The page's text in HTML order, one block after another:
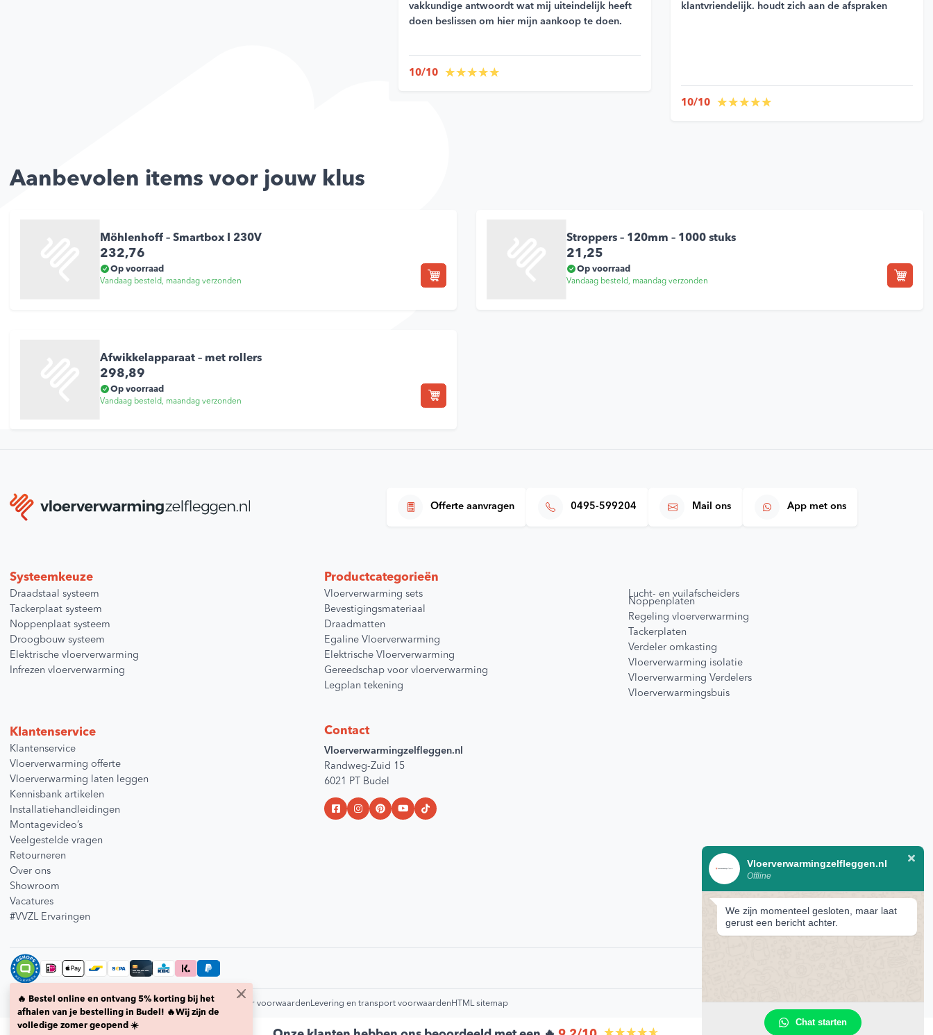
vakkundige antwoordt wat mij uiteindelijk heeft
doen beslissen om hier mijn aankoop te doen.
10/10
klantvriendelijk. houdt zich aan de afspraken
10/10
Aanbevolen items voor jouw klus
Möhlenhoff – Smartbox I 230V
232,76
Op voorraad
Vandaag besteld, maandag verzonden
Stroppers – 120mm – 1000 stuks
21,25
Op voorraad
Vandaag besteld, maandag verzonden
Afwikkelapparaat – met rollers
298,89
Op voorraad
Vandaag besteld, maandag verzonden
Offerte aanvragen 0495-599204 Mail ons App met ons
Systeemkeuze
Draadstaal systeem
Tackerplaat systeem
Noppenplaat systeem
Droogbouw systeem
Elektrische vloerverwarming
Infrezen vloerverwarming
Productcategorieën
Vloerverwarming sets
Bevestigingsmateriaal
Draadmatten
Egaline Vloerverwarming
Elektrische Vloerverwarming
Gereedschap voor vloerverwarming
Legplan tekening
Lucht- en vuilafscheiders
Noppenplaten
Regeling vloerverwarming
Tackerplaten
Verdeler omkasting
Vloerverwarming isolatie
Vloerverwarming Verdelers
Vloerverwarmingsbuis
Klantenservice
Klantenservice
Vloerverwarming offerte
Vloerverwarming laten leggen
Kennisbank artikelen
Installatiehandleidingen
Montagevideo’s
Veelgestelde vragen
Retourneren
Over ons
Showroom
Vacatures
#VVZL Ervaringen
Contact
Vloerverwarmingzelfleggen.nl
Randweg-Zuid 15
6021 PT Budel
© 2026 Vloerverwarmingzelfleggen.nlPrivacybeleid Retour voorwaardenLevering en transport voorwaardenHTML sitemap
🔥 Bestel online en ontvang 5% korting bij het
afhalen van je bestelling in Budel! 🔥Wij zijn de
volledige zomer geopend ☀️
Vloerverwarmingzelfleggen.nl
Offline
We zijn momenteel gesloten, maar laat
gerust een bericht achter.
Chat starten